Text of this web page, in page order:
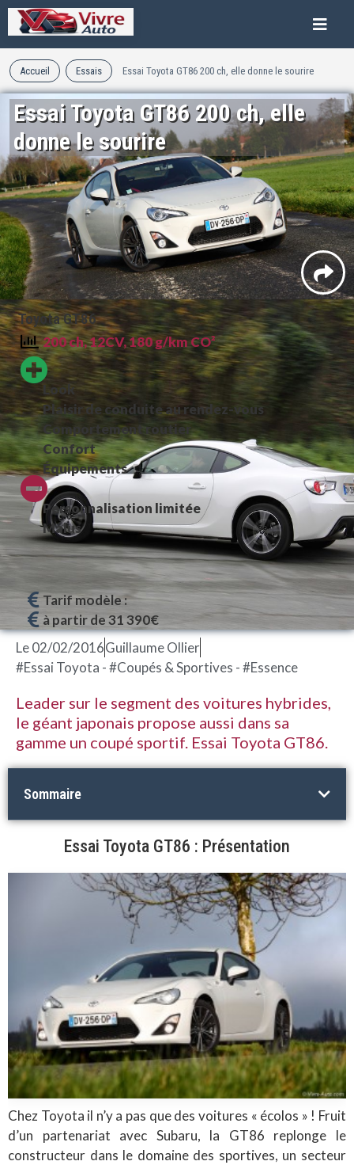
Accueil Essais Essai Toyota GT86 200 ch, elle donne le sourire
Essai Toyota GT86 200 ch, elle
donne le sourire
Toyota GT86
200 ch, 12CV, 180 g/km CO²
Look
Plaisir de conduite au rendez-vous
Comportement routier
Confort
Équipements
Personnalisation limitée
Malus
Tarif modèle :
à partir de 31 390€
Le02/02/2016Guillaume Ollier
#Essai Toyota - #Coupés & Sportives - #Essence
Leader sur le segment des voitures hybrides,
le géant japonais propose aussi dans sa
gamme un coupé sportif. Essai Toyota GT86.
Sommaire
Essai Toyota GT86 : Présentation
Chez Toyota il n’y a pas que des voitures « écolos » ! Fruit
d’un partenariat avec Subaru, la GT86 replonge le
constructeur dans le domaine des sportives, un secteur